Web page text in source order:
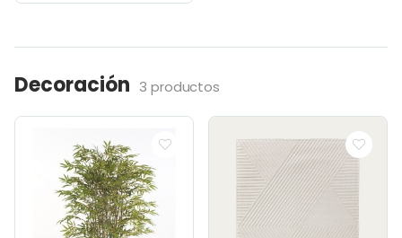
Decoración 3 productos